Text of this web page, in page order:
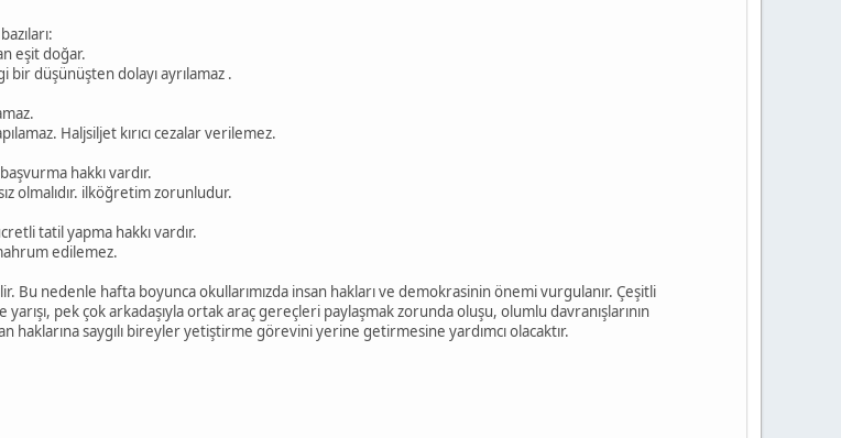
eşit doğar.
bir düşünüşten dolayı ayrılamaz .
Haljsiljet kırıcı cezalar verilemez.
hakkı vardır.
olmalıdır. ilköğretim zorunludur.
tatil yapma hakkı vardır.
edilemez.
Bu nedenle hafta boyunca okullarımızda insan hakları ve demokrasinin önemi vurgulanır. Çeşitli
pek çok arkadaşıyla ortak araç gereçleri paylaşmak zorunda oluşu, olumlu davranışlarının
saygılı bireyler yetiştirme görevini yerine getirmesine yardımcı olacaktır.